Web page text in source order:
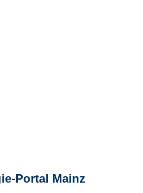
Portal Mainz